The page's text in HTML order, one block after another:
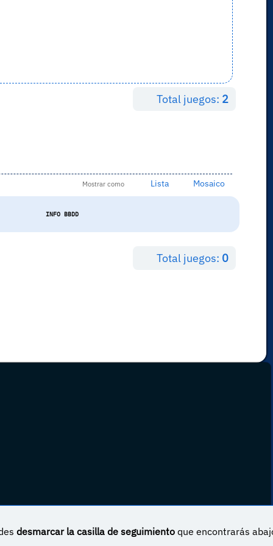
Total juegos: 2
Mostrar como Lista Mosaico
INFO BBDD
Total juegos: 0
desmarcar la casilla de seguimientoque encontrarás